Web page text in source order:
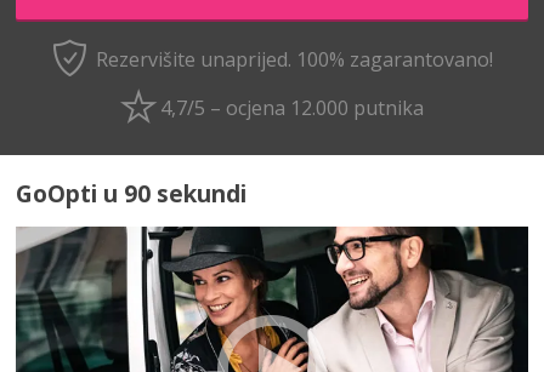
Rezervišite unaprijed. 100% zagarantovano!
4,7/5 – ocjena 12.000 putnika
GoOpti u 90 sekundi